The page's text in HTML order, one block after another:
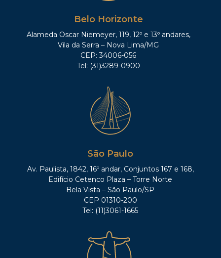
Belo Horizonte
Alameda Oscar Niemeyer, 119, 12º e 13º andares,
Vila da Serra – Nova Lima/MG
CEP: 34006-056
Tel: (31)3289-0900
São Paulo
Av. Paulista, 1842, 16º andar, Conjuntos 167 e 168,
Edifício Cetenco Plaza – Torre Norte
Bela Vista – São Paulo/SP
CEP 01310-200
Tel: (11)3061-1665